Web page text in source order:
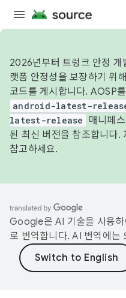
2026년부터 트렁크 안정 개
랫폼 안정성을 보장하기 위
코드를 게시합니다. AOSP
android-latest-
latest-release
매니페
된 최신 버전을 참조합니다.
참고하세요.
Google은 AI 기술을 사용하
로 번역합니다. AI 번역에는